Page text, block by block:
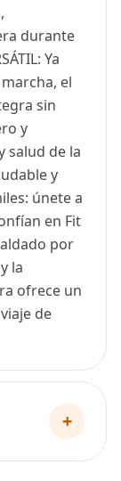
durante
Ya
el
sin
y
salud de la
y
únete a
en Fit
por
la
ofrece un
de
+